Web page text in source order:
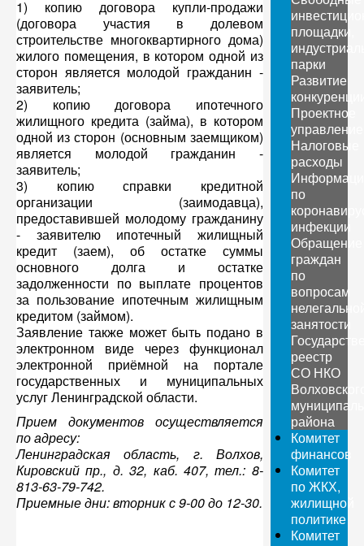
1) копию договора купли-продажи
(договора участия в долевом
строительстве многоквартирного дома)
жилого помещения, в котором одной из
сторон является молодой гражданин -
заявитель;
2) копию договора ипотечного
жилищного кредита (займа), в котором
одной из сторон (основным заемщиком)
является молодой гражданин -
заявитель;
3) копию справки кредитной
организации (заимодавца),
предоставившей молодому гражданину
- заявителю ипотечный жилищный
кредит (заем), об остатке суммы
основного долга и остатке
задолженности по выплате процентов
за пользование ипотечным жилищным
кредитом (займом).
Заявление также может быть подано в
электронном виде через функционал
электронной приёмной на портале
государственных и муниципальных
услуг Ленинградской области.
Прием документов осуществляется
по адресу:
Ленинградская область, г. Волхов,
Кировский пр., д. 32, каб. 407, тел.: 8-
813-63-79-742.
Приемные дни: вторник с 9-00 до 12-30.
площадки,
парки
Развитие
Проектное
управление
Налоговые
расходы
по
инфекции
Обращение
граждан
по
вопросам
занятости
реестр
СО НКО
района
Комитет
финансов
Комитет
по ЖКХ,
жилищной
политике
Комитет